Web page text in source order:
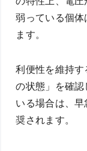
弱っている個体
ます。
利便性を維持
の状態」を確
いる場合は、
奨されます。